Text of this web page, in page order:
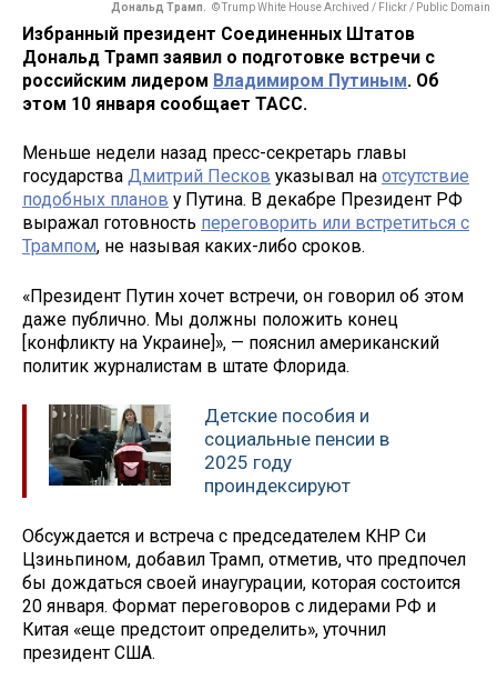
Дональд Трамп. © Trump White House Archived / Flickr / Public Domain
Избранный президент Соединенных Штатов
Дональд Трамп заявил о подготовке встречи с
российским лидером Владимиром Путиным. Об
этом 10 января сообщает ТАСС.
Меньше недели назад пресс-секретарь главы
государства Дмитрий Песков указывал на отсутствие
подобных планов у Путина. В декабре Президент РФ
выражал готовность переговорить или встретиться с
Трампом, не называя каких-либо сроков.
«Президент Путин хочет встречи, он говорил об этом
даже публично. Мы должны положить конец
[конфликту на Украине]», — пояснил американский
политик журналистам в штате Флорида.
Детские пособия и
социальные пенсии в
2025 году
проиндексируют
Обсуждается и встреча с председателем КНР Си
Цзиньпином, добавил Трамп, отметив, что предпочел
бы дождаться своей инаугурации, которая состоится
20 января. Формат переговоров с лидерами РФ и
Китая «еще предстоит определить», уточнил
президент США.